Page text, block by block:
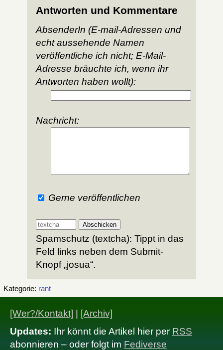
Antworten und Kommentare
AbsenderIn (E-mail-Adressen und
echt aussehende Namen
veröffentliche ich nicht; E-Mail-
Adresse bräuchte ich, wenn ihr
Antworten haben wollt):
Nachricht:
Gerne veröffentlichen
Spamschutz (textcha): Tippt in das
Feld links neben dem Submit-
Knopf „josua“.
Kategorie: rant
[Wer?/Kontakt] | [Archiv]
Updates: Ihr könnt die Artikel hier per RSS
abonnieren – oder folgt im Fediverse